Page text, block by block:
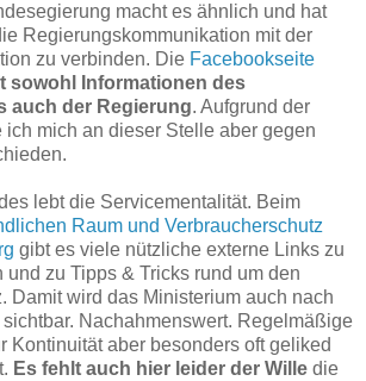
macht es ähnlich und hat
Regierungskommunikation mit der
zu verbinden. Die Facebookseite
sowohl Informationen des
auch der Regierung. Aufgrund der
ich mich an dieser Stelle aber gegen
lebt die Servicementalität. Beim
Raum und Verbraucherschutz
gibt es viele nützliche externe Links zu
zu Tipps & Tricks rund um den
Damit wird das Ministerium auch nach
Nachahmenswert. Regelmäßige
Kontinuität aber besonders oft geliked
Es fehlt auch hier leider der Wille die